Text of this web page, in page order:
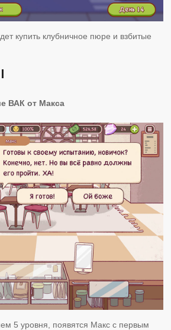
купить клубничное пюре и взбитые
ВАК от Макса
5 уровня, появятся Макс с первым